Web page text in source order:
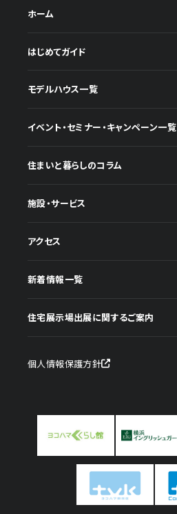
ホーム
はじめてガイド
モデルハウス一覧
イベント・セミナー・キャンペーン一覧
住まいと暮らしのコラム
施設・サービス
アクセス
新着情報一覧
住宅展示場出展に関するご案内
個人情報保護方針